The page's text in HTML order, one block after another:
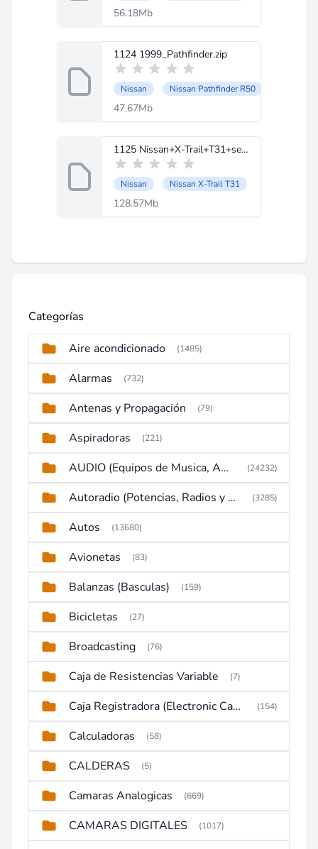
56.18Mb
1124 1999_Pathfinder.zip
Nissan Nissan Pathfinder R50
47.67Mb
1125 Nissan+X-Trail+T31+service+manual[March+2007].rar
Nissan Nissan X-Trail T31
128.57Mb
Categorías
Aire acondicionado (1485)
Alarmas (732)
Antenas y Propagación (79)
Aspiradoras (221)
AUDIO (Equipos de Musica, Amplificadores, Reproductores, Etc) (24232)
Autoradio (Potencias, Radios y DVD) (3285)
Autos (13680)
Avionetas (83)
Balanzas (Basculas) (159)
Bicicletas (27)
Broadcasting (76)
Caja de Resistencias Variable (7)
Caja Registradora (Electronic Cash Register) (154)
Calculadoras (58)
CALDERAS (5)
Camaras Analogicas (669)
CAMARAS DIGITALES (1017)